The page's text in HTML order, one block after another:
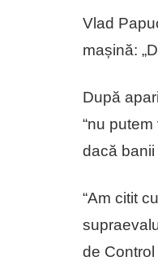
Vlad
mașină:
După
“nu
dacă banii
“Am citit
de